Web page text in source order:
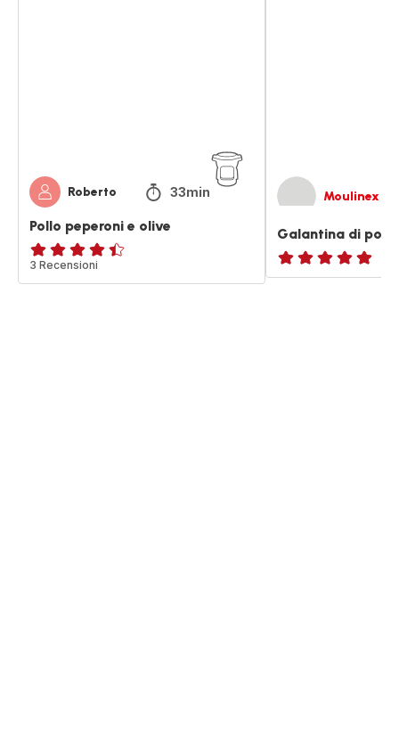
Roberto 33min
Pollo peperoni e olive
ratings.4.4
3 Recensioni
Moulinex
Galantina di
ratings.NaN